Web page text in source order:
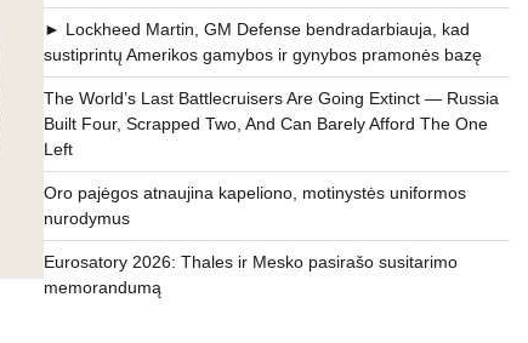
► Lockheed Martin, GM Defense bendradarbiauja, kad
sustiprintų Amerikos gamybos ir gynybos pramonės bazę
The World’s Last Battlecruisers Are Going Extinct — Russia
Built Four, Scrapped Two, And Can Barely Afford The One
Left
Oro pajėgos atnaujina kapeliono, motinystės uniformos
nurodymus
Eurosatory 2026: Thales ir Mesko pasirašo susitarimo
memorandumą